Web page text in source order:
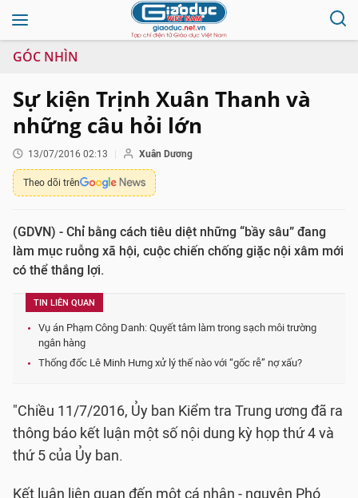
GÓC NHÌN
Sự kiện Trịnh Xuân Thanh và
những câu hỏi lớn
13/07/2016 02:13 Xuân Dương
Theo dõi trên
(GDVN) - Chỉ bằng cách tiêu diệt những “bầy sâu” đang
làm mục ruỗng xã hội, cuộc chiến chống giặc nội xâm mới
có thể thắng lợi.
TIN LIÊN QUAN
Vụ án Phạm Công Danh: Quyết tâm làm trong sạch môi trường
ngân hàng
Thống đốc Lê Minh Hưng xử lý thế nào với “gốc rễ” nợ xấu?
"Chiều 11/7/2016, Ủy ban Kiểm tra Trung ương đã ra
thông báo kết luận một số nội dung kỳ họp thứ 4 và
thứ 5 của Ủy ban.
Kết luận liên quan đến một cá nhân - nguyên Phó